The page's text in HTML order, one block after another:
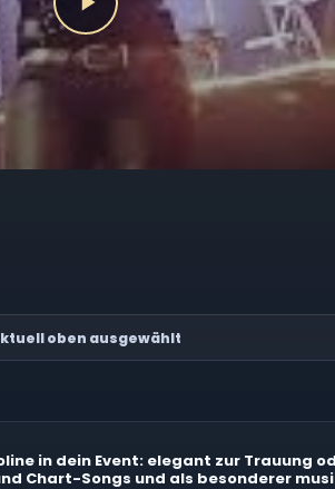
oben ausgewählt
in dein Event: elegant zur Trauung
Chart-Songs und als besonderer